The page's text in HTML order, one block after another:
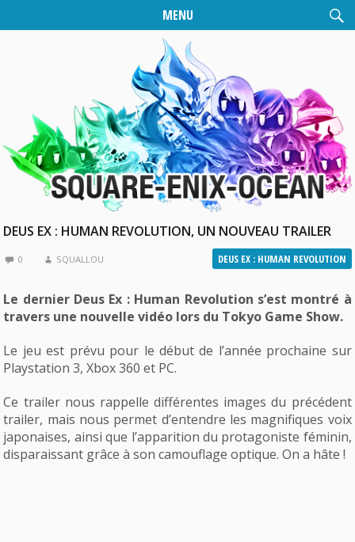
MENU
DEUS EX : HUMAN REVOLUTION, UN NOUVEAU TRAILER
DEUS EX : HUMAN REVOLUTION
0 SQUALLOU
Le dernier Deus Ex : Human Revolution s’est montré à
travers une nouvelle vidéo lors du Tokyo Game Show.
Le jeu est prévu pour le début de l’année prochaine sur
Playstation 3, Xbox 360 et PC.
Ce trailer nous rappelle différentes images du précédent
trailer, mais nous permet d’entendre les magnifiques voix
japonaises, ainsi que l’apparition du protagoniste féminin,
disparaissant grâce à son camouflage optique. On a hâte !